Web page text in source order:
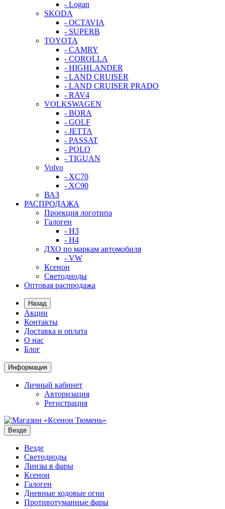
- Logan
SKODA
- OCTAVIA
- SUPERB
TOYOTA
- CAMRY
- COROLLA
- HIGHLANDER
- LAND CRUISER
- LAND CRUISER PRADO
- RAV4
VOLKSWAGEN
- BORA
- GOLF
- JETTA
- PASSAT
- POLO
- TIGUAN
Volvo
- XC70
- XC90
ВАЗ
РАСПРОДАЖА
Проекция логотипа
Галоген
- H3
- H4
ДХО по маркам автомобиля
- VW
Ксенон
Светодиоды
Оптовая распродажа
Назад
Акции
Контакты
Доставка и оплата
О нас
Блог
Информация
Личный кабинет
Авторизация
Регистрация
Везде
Везде
Светодиоды
Линзы в фары
Ксенон
Галоген
Дневные ходовые огни
Противотуманные фары